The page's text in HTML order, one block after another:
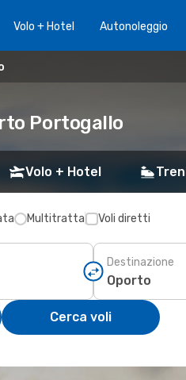
Volo + Hotel Autonoleggio
Portogallo
Volo + Hotel
Multitratta Voli diretti
Destinazione
Cerca voli